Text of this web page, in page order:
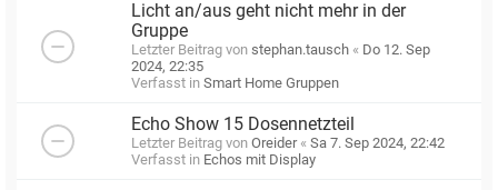
Licht an/aus geht nicht mehr in der
Gruppe
Letzter Beitrag von stephan.tausch « Do 12. Sep
2024, 22:35
Verfasst in Smart Home Gruppen
Echo Show 15 Dosennetzteil
Letzter Beitrag von Oreider« Sa 7. Sep 2024, 22:42
Verfasst in Echos mit Display